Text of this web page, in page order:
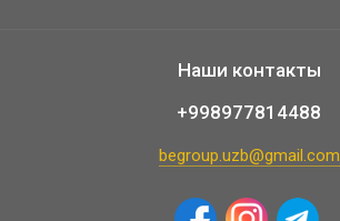
Наши контакты
+998977814488
begroup.uzb@gmail.com